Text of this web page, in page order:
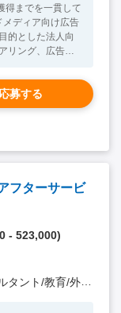
得までを一貫して
的とした法人向
リング、広告企
上司から指示さ
受注を目的とし
るプロジェクト
成 ・公的機
ジェクト受注ま
から指示された
半数以上） ※上
僚・プロジェク
に報告する形に
的なITツール
画書・提案書・報
応募する
フターサービ
- 523,000)
食/美容/娯楽/士業 他）